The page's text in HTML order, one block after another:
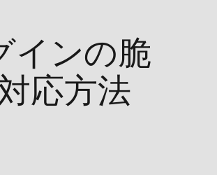
インの脆
応方法